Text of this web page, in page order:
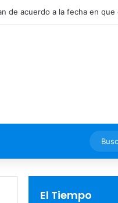
El Tiempo